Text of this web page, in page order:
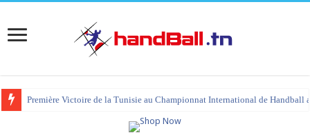
Première Victoire de la Tunisie au Championnat International de Handball
tournoi international Hammamet 2023 : programme et liste des joueurs